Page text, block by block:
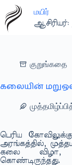
content
மயிர்
ஆசிரியர்:
குறுங்கதை
கலையின்
பெரிய
அரங்கத்தில்,
கலை விழா,
கொண்டிருந்தது.